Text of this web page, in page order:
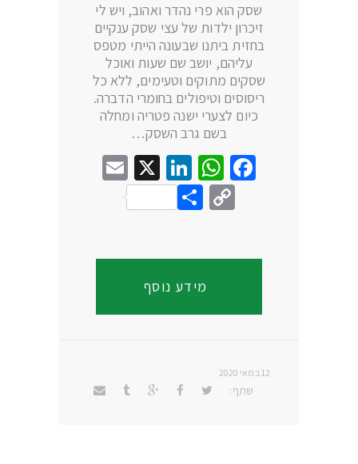
שסק הוא פרי נהדר ואהוב, ויש לי
זיכרון ילדות של עצי שסק ענקיים
בחזית ביתנו שבעונה הייתי מטפס
עליהם, יושב שם שעות ואוכל
שסקים מתוקים וטעימים, ללא כל
ריסוסים וטיפולים בחומרי הדברה.
כיום לצערי ישנה פטריה ומחלה
בשם גרב השסק…
Facebook
WhatsApp
LinkedIn
X
Copy
Share
מידע נוסף
12 במאי 2020
שתף: